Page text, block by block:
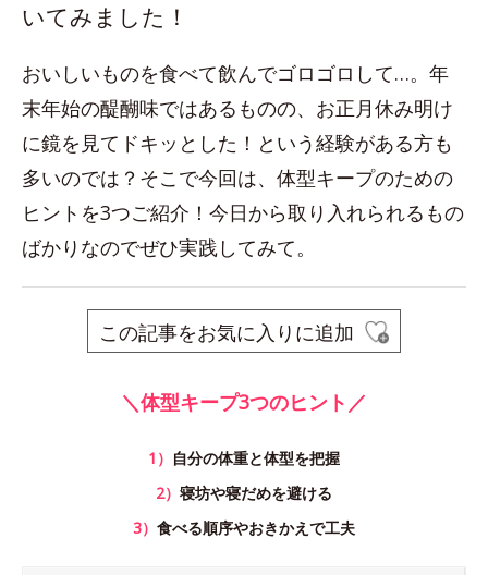
いてみました！
おいしいものを食べて飲んでゴロゴロして…。年
末年始の醍醐味ではあるものの、お正月休み明け
に鏡を見てドキッとした！という経験がある方も
多いのでは？そこで今回は、体型キープのための
ヒントを3つご紹介！今日から取り入れられるもの
ばかりなのでぜひ実践してみて。
この記事をお気に入りに追加
＼体型キープ3つのヒント／
1） 自分の体重と体型を把握
2） 寝坊や寝だめを避ける
3） 食べる順序やおきかえで工夫